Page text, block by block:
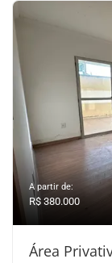
A partir de:
R$ 380.000
Área